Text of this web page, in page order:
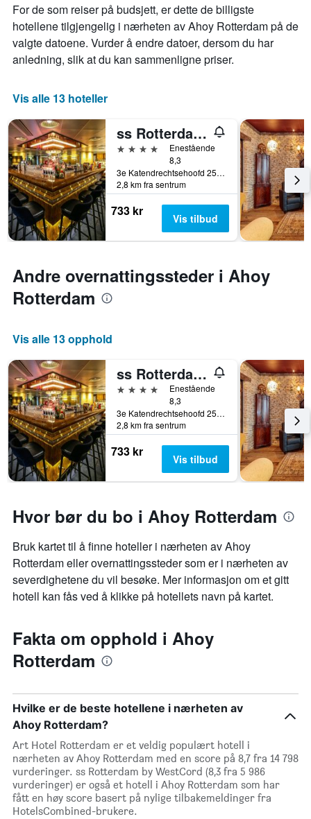
For de som reiser på budsjett, er dette de billigste
hotellene tilgjengelig i nærheten av Ahoy Rotterdam på de
valgte datoene. Vurder å endre datoer, dersom du har
anledning, slik at du kan sammenligne priser.
Vis alle 13 hoteller
ss Rotterdam by WestCord
4 stjerner
Enestående
8,3
3e Katendrechtsehoofd 25, Rotterdam, Sør-Holland, Nederland
2,8 km fra sentrum
733 kr Vis tilbud
Andre overnattingssteder i Ahoy
Rotterdam
Vis alle 13 opphold
ss Rotterdam by WestCord
4 stjerner
Enestående
8,3
3e Katendrechtsehoofd 25, Rotterdam, Sør-Holland, Nederland
2,8 km fra sentrum
733 kr Vis tilbud
Hvor bør du bo i Ahoy Rotterdam
Bruk kartet til å finne hoteller i nærheten av Ahoy
Rotterdam eller overnattingssteder som er i nærheten av
severdighetene du vil besøke. Mer informasjon om et gitt
hotell kan fås ved å klikke på hotellets navn på kartet.
Fakta om opphold i Ahoy
Rotterdam
Hvilke er de beste hotellene i nærheten av
Ahoy Rotterdam?
Art Hotel Rotterdam er et veldig populært hotell i
nærheten av Ahoy Rotterdam med en score på 8,7 fra 14 798
vurderinger. ss Rotterdam by WestCord (8,3 fra 5 986
vurderinger) er også et hotell i Ahoy Rotterdam som har
fått en høy score basert på nylige tilbakemeldinger fra
HotelsCombined-brukere.